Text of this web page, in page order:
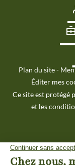
Plan du site-
Éditer mes
Ce site est protégé
et les